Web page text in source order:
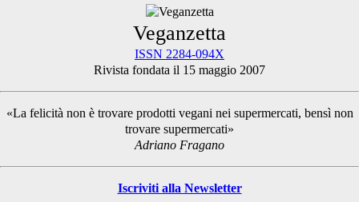
Sidebar
Veganzetta
ISSN 2284-094X
Rivista fondata il 15 maggio 2007
«La felicità non è trovare prodotti vegani nei supermercati, bensì non
trovare supermercati»
Adriano Fragano
Iscriviti alla Newsletter